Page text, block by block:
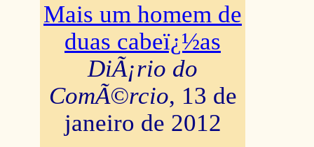
Mais um homem de
duas cabeï¿½as
DiÃ¡rio do
ComÃ©rcio, 13 de
janeiro de 2012